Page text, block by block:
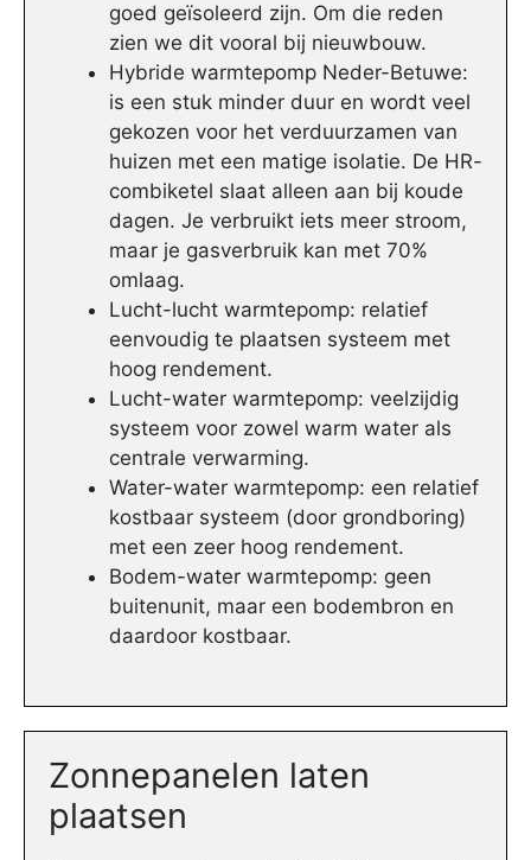
goed geïsoleerd zijn. Om die reden
zien we dit vooral bij nieuwbouw.
Hybride warmtepomp Neder-Betuwe:
is een stuk minder duur en wordt veel
gekozen voor het verduurzamen van
huizen met een matige isolatie. De HR-
combiketel slaat alleen aan bij koude
dagen. Je verbruikt iets meer stroom,
maar je gasverbruik kan met 70%
omlaag.
Lucht-lucht warmtepomp: relatief
eenvoudig te plaatsen systeem met
hoog rendement.
Lucht-water warmtepomp: veelzijdig
systeem voor zowel warm water als
centrale verwarming.
Water-water warmtepomp: een relatief
kostbaar systeem (door grondboring)
met een zeer hoog rendement.
Bodem-water warmtepomp: geen
buitenunit, maar een bodembron en
daardoor kostbaar.
Zonnepanelen laten
plaatsen